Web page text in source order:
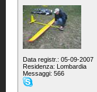
Data registr.: 05-09-2007
Residenza: Lombardia
Messaggi: 566